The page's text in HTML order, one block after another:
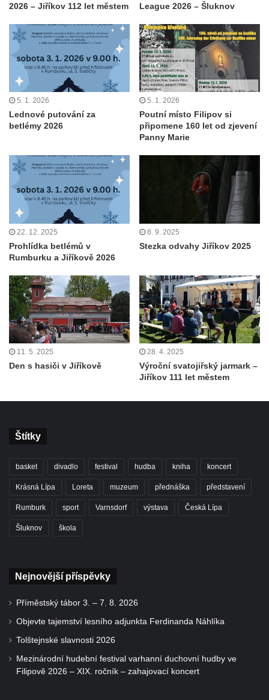
2026 – Jiříkov 112 let městem
League 2026 – Šluknov
5. 1. 2026
Lednové putování za
betlémy 2026
5. 1. 2026
Poutní místo Filipov si
připomene 160 let od zjevení
Panny Marie
22. 12. 2025
Prohlídka betlémů v
Rumburku a Jiříkově 2026
8. 9. 2025
Stezka odvahy Jiříkov 2025
11. 5. 2025
Den s hasiči v Jiříkově
28. 4. 2025
Výroční svatojiřský jarmark –
Jiříkov 111 let městem
Štítky
basket divadlo festival hudba kniha koncert
Krásná Lípa Loreta muzeum přednáška představení
Rumburk sport Varnsdorf výstava Česká Lípa
Šluknov škola
Nejnovější příspěvky
Příměstský tábor 3. – 7. 8. 2026
Objevte tajemství lesního adjunkta Ferdinanda Náhlíka
Tolštejnské slavnosti 2026
Mezinárodní hudební festival varhanní duchovní hudby ve
Filipově 2026 – XIX. ročník – zahajovací koncert